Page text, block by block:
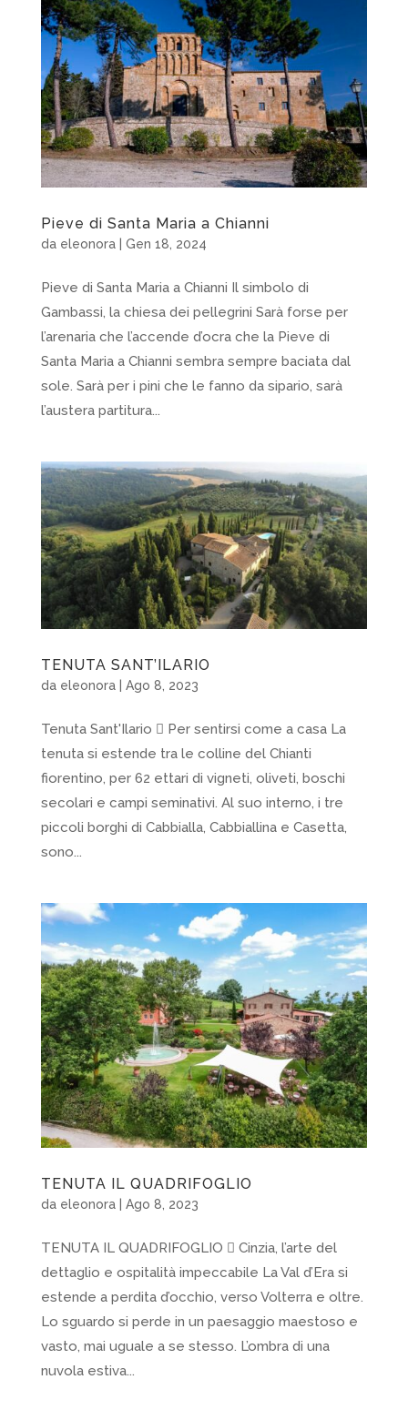
Pieve di Santa Maria a Chianni
da eleonora| Gen 18, 2024
Pieve di Santa Maria a Chianni Il simbolo di
Gambassi, la chiesa dei pellegrini Sarà forse per
l’arenaria che l’accende d’ocra che la Pieve di
Santa Maria a Chianni sembra sempre baciata dal
sole. Sarà per i pini che le fanno da sipario, sarà
l’austera partitura...
TENUTA SANT’ILARIO
da eleonora| Ago 8, 2023
Tenuta Sant'Ilario  Per sentirsi come a casa La
tenuta si estende tra le colline del Chianti
fiorentino, per 62 ettari di vigneti, oliveti, boschi
secolari e campi seminativi. Al suo interno, i tre
piccoli borghi di Cabbialla, Cabbiallina e Casetta,
sono...
TENUTA IL QUADRIFOGLIO
da eleonora| Ago 8, 2023
TENUTA IL QUADRIFOGLIO  Cinzia, l’arte del
dettaglio e ospitalità impeccabile La Val d’Era si
estende a perdita d’occhio, verso Volterra e oltre.
Lo sguardo si perde in un paesaggio maestoso e
vasto, mai uguale a se stesso. L’ombra di una
nuvola estiva...